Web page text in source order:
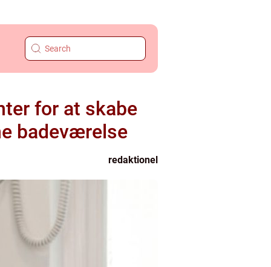
for at skabe
badeværelse
redaktionel